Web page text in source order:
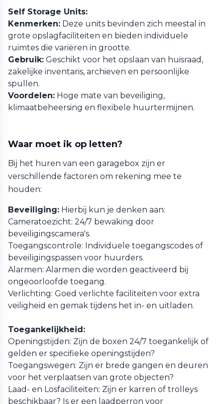
Self Storage Units:
Kenmerken: Deze units bevinden zich meestal in
grote opslagfaciliteiten en bieden individuele
ruimtes die variëren in grootte.
Gebruik: Geschikt voor het opslaan van huisraad,
zakelijke inventaris, archieven en persoonlijke
spullen.
Voordelen: Hoge mate van beveiliging,
klimaatbeheersing en flexibele huurtermijnen.
Waar moet ik op letten?
Bij het huren van een garagebox zijn er
verschillende factoren om rekening mee te
houden:
Beveiliging: Hierbij kun je denken aan:
Cameratoezicht: 24/7 bewaking door
beveiligingscamera's.
Toegangscontrole: Individuele toegangscodes of
beveiligingspassen voor huurders.
Alarmen: Alarmen die worden geactiveerd bij
ongeoorloofde toegang.
Verlichting: Goed verlichte faciliteiten voor extra
veiligheid en gemak tijdens het in- en uitladen.
Toegankelijkheid:
Openingstijden: Zijn de boxen 24/7 toegankelijk of
gelden er specifieke openingstijden?
Toegangswegen: Zijn er brede gangen en deuren
voor het verplaatsen van grote objecten?
Laad- en Losfaciliteiten: Zijn er karren of trolleys
beschikbaar? Is er een laadperron voor